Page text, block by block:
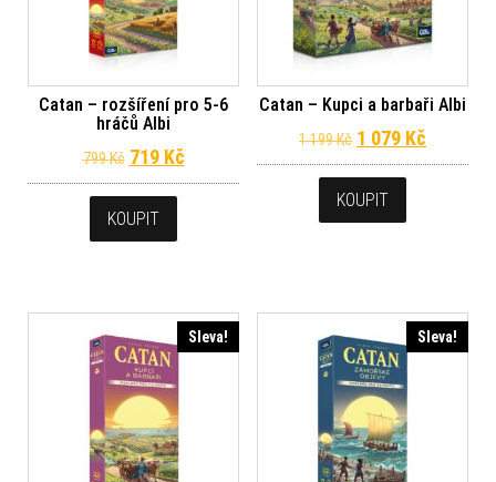
Catan – rozšíření pro 5-6
hráčů Albi
799Kč Původní cena byla: 799 Kč.
719 KčAktuální cena je: 719 Kč.
KOUPIT
Catan – Kupci a barbaři Albi
1 199Kč Původní cena
1 079 KčAktuální
KOUPIT
Sleva! Sleva!